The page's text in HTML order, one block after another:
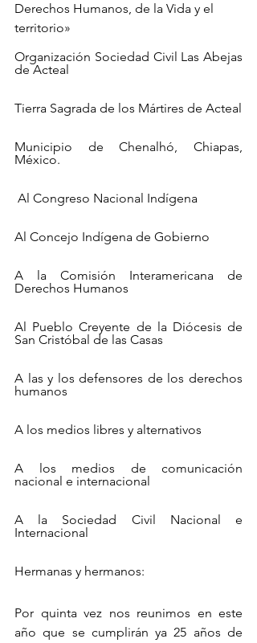
Derechos Humanos, de la Vida y el
territorio»
Organización Sociedad Civil Las Abejas
de Acteal
Tierra Sagrada de los Mártires de Acteal
Municipio de Chenalhó, Chiapas,
México.
Al Congreso Nacional Indígena
Al Concejo Indígena de Gobierno
A la Comisión Interamericana de
Derechos Humanos
Al Pueblo Creyente de la Diócesis de
San Cristóbal de las Casas
A las y los defensores de los derechos
humanos
A los medios libres y alternativos
A los medios de comunicación
nacional e internacional
A la Sociedad Civil Nacional e
Internacional
Hermanas y hermanos:
Por quinta vez nos reunimos en este
año que se cumplirán ya 25 años de